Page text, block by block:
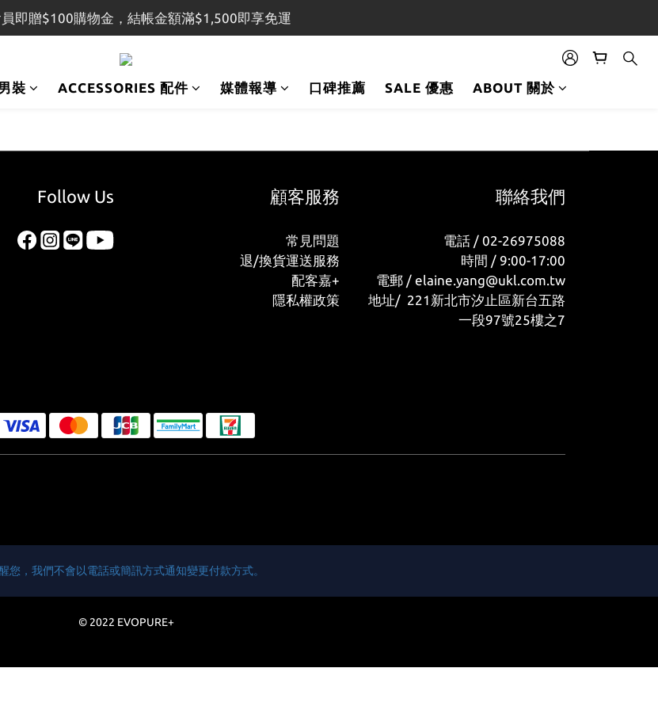
即贈$100購物金，結帳金額滿$1,500即享免運
即贈$100購物金，結帳金額滿$1,500即享免運
NT$100 shopping credit. Free shipping on orders over NT$1,500
即贈$100購物金，結帳金額滿$1,500即享免運
裝 ACCESSORIES 配件 媒體報導 口碑推薦 SALE 優惠 ABOUT 關於
Follow Us 顧客服務
常見問題
退/換貨運送服務
配客嘉+
隱私權政策
聯絡我們
電話 / 02-26975088
時間 / 9:00-17:00
電郵 / elaine.yang@ukl.com.tw
地址/ 221新北市汐止區新台五路
一段97號25樓之7
您，我們不會以電話或簡訊方式通知變更付款方式。
© 2022 EVOPURE+